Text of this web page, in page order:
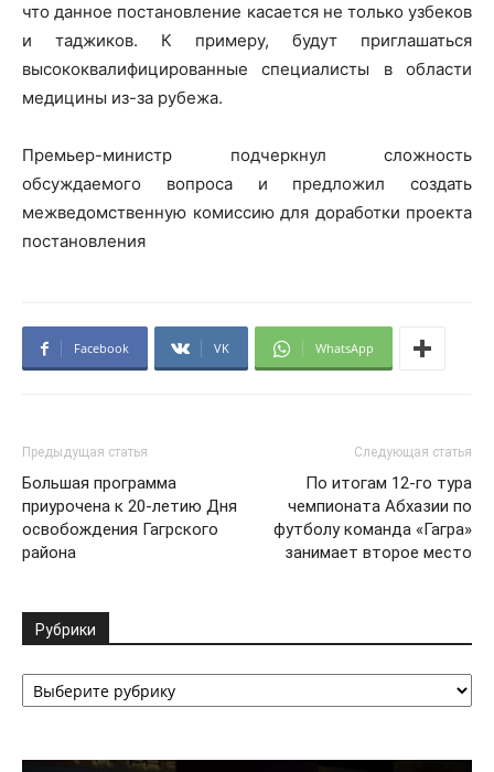
что данное постановление касается не только узбеков
и таджиков. К примеру, будут приглашаться
высококвалифицированные специалисты в области
медицины из-за рубежа.
Премьер-министр подчеркнул сложность
обсуждаемого вопроса и предложил создать
межведомственную комиссию для доработки проекта
постановления
Facebook VK WhatsApp
Предыдущая статья
Большая программа
приурочена к 20-летию Дня
освобождения Гагрского
района
Следующая статья
По итогам 12-го тура
чемпионата Абхазии по
футболу команда «Гагра»
занимает второе место
Рубрики
Рубрики